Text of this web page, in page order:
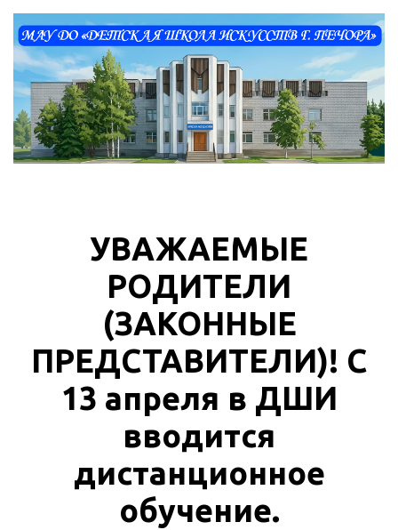
УВАЖАЕМЫЕ
РОДИТЕЛИ
(ЗАКОННЫЕ
ПРЕДСТАВИТЕЛИ)! С
13 апреля в ДШИ
вводится
дистанционное
обучение.